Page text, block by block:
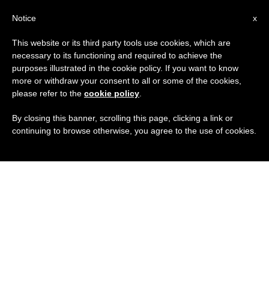
x
Notice
This website or its third party tools use cookies, which are
necessary to its functioning and required to achieve the
purposes illustrated in the cookie policy. If you want to know
more or withdraw your consent to all or some of the cookies,
please refer to the cookie policy
By closing this banner, scrolling this page, clicking a link or
continuing to browse otherwise, you agree to the use of cookies.